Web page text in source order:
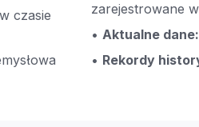
czasie
zarejestrowane
• Aktualne dane:
• Rekordy